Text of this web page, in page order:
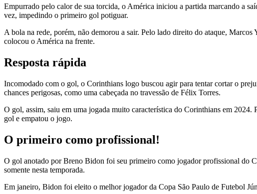
Empurrado pelo calor de sua torcida, o América iniciou a partida marcando a
vez, impedindo o primeiro gol potiguar.
A bola na rede, porém, não demorou a sair. Pelo lado direito do ataque,
colocou o América na frente.
Resposta rápida
Incomodado com o gol, o Corinthians logo buscou agir para tentar cortar o
chances perigosas, como uma cabeçada no travessão de Félix Torres.
O gol, assim, saiu em uma jogada muito característica do Corinthians em
gol e empatou o jogo.
O primeiro como profissional!
O gol anotado por Breno Bidon foi seu primeiro como jogador profissional do
somente nesta temporada.
Em janeiro, Bidon foi eleito o melhor jogador da Copa São Paulo de Futebol